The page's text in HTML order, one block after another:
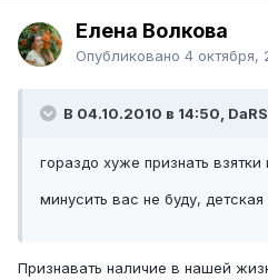
Елена Волкова
Опубликовано 4 октября,
В 04.10.2010 в 14:50,
гораздо хуже признать
минусить вас не буду, детская
Признавать наличие в нашей